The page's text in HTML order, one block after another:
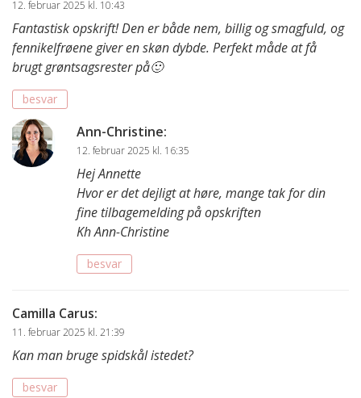
12. februar 2025 kl. 10:43
Fantastisk opskrift! Den er både nem, billig og smagfuld, og
fennikelfrøene giver en skøn dybde. Perfekt måde at få
brugt grøntsagsrester på🙂
besvar
Ann-Christine:
12. februar 2025 kl. 16:35
Hej Annette
Hvor er det dejligt at høre, mange tak for din
fine tilbagemelding på opskriften
Kh Ann-Christine
besvar
Camilla Carus:
11. februar 2025 kl. 21:39
Kan man bruge spidskål istedet?
besvar